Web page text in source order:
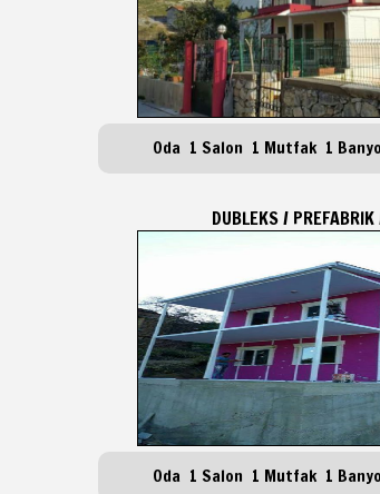
Oda 1 Salon 1 Mutfak 1 Banyo
DUBLEKS /
Oda 1 Salon 1 Mutfak 1 Banyo